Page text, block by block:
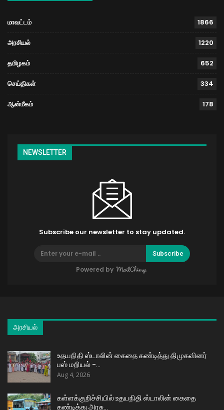
மாவட்டம் 1866
அரசியல் 1220
தமிழகம் 652
செய்திகள் 334
ஆன்மீகம் 178
NEWSLETTER
Subscribe our newsletter to stay updated.
Subscribe
Powered by
அரசியல்
உதயநிதி ஸ்டாலின் கைதை கண்டித்து திமுகவினர்
பஸ் மறியல் –…
Aug 4, 2026
கள்ளக்குறிச்சியில் உதயநிதி ஸ்டாலின் கைதை
கண்டித்து அரசு…